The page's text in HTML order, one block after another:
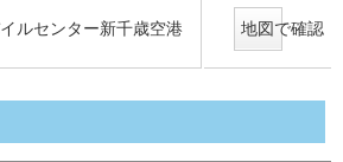
ルセンター新千歳空港 地図で確認